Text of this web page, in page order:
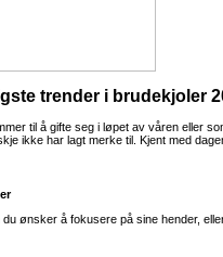
trender i brudekjoler
til å gifte seg i løpet av våren eller
ikke har lagt merke til. Kjent med
du ønsker å fokusere på sine hender,